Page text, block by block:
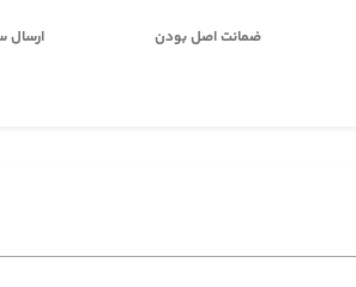
ضمانت اصل بودن ارسال